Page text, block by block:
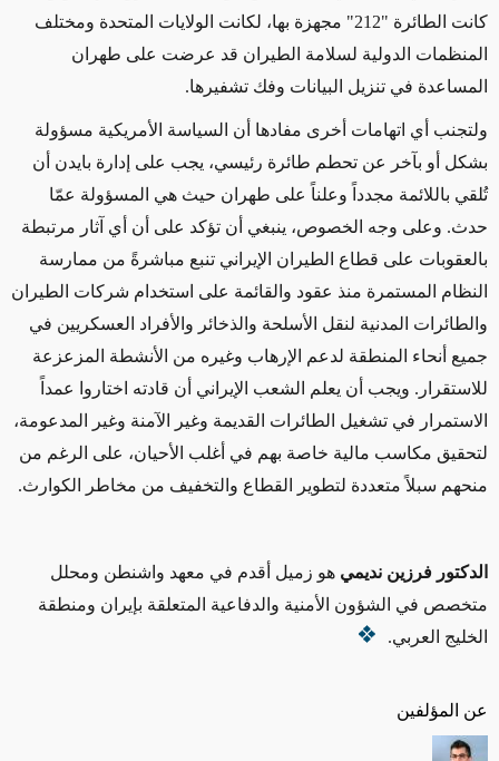
عن المؤلفين
كانت الطائرة "212" مجهزة بها، لكانت الولايات المتحدة ومختلف
المنظمات الدولية لسلامة الطيران قد عرضت على طهران
المساعدة في تنزيل البيانات وفك تشفيرها.
ولتجنب أي اتهامات أخرى مفادها أن السياسة الأمريكية مسؤولة
بشكل أو بآخر عن تحطم طائرة رئيسي، يجب على إدارة بايدن أن
تُلقي باللائمة مجدداً وعلناً على طهران حيث هي المسؤولة عمّا
حدث. وعلى وجه الخصوص، ينبغي أن تؤكد على أن أي آثار مرتبطة
بالعقوبات على قطاع الطيران الإيراني تنبع مباشرةً من ممارسة
النظام المستمرة منذ عقود والقائمة على استخدام شركات الطيران
والطائرات المدنية لنقل الأسلحة والذخائر والأفراد العسكريين في
جميع أنحاء المنطقة لدعم الإرهاب وغيره من الأنشطة المزعزعة
للاستقرار. ويجب أن يعلم الشعب الإيراني أن قادته اختاروا عمداً
الاستمرار في تشغيل الطائرات القديمة وغير الآمنة وغير المدعومة،
لتحقيق مكاسب مالية خاصة بهم في أغلب الأحيان، على الرغم من
منحهم سبلاً متعددة لتطوير القطاع والتخفيف من مخاطر الكوارث.
الدكتور فرزين نديمي هو زميل أقدم في معهد واشنطن ومحلل
متخصص في الشؤون الأمنية والدفاعية المتعلقة بإيران ومنطقة
الخليج العربي.